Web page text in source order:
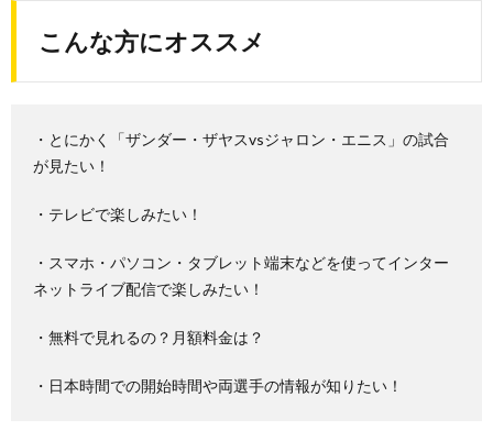
こんな方にオススメ
・とにかく「ザンダー・ザヤスvsジャロン・エニス」の試合
が見たい！
・テレビで楽しみたい！
・スマホ・パソコン・タブレット端末などを使ってインター
ネットライブ配信で楽しみたい！
・無料で見れるの？月額料金は？
・日本時間での開始時間や両選手の情報が知りたい！